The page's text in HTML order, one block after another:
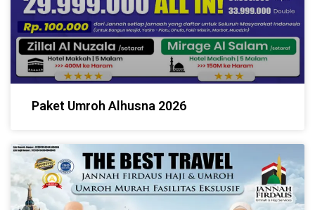
Paket Umroh Alhusna 2026